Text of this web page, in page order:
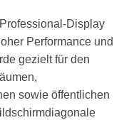
Display
Performance und
gezielt für den
sowie öffentlichen